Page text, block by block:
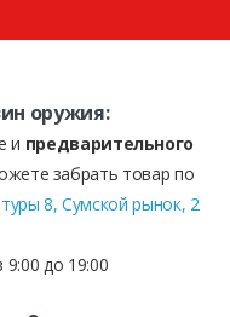
оружия:
и предварительного
забрать товар по
8, Сумской рынок, 2
до 19:00